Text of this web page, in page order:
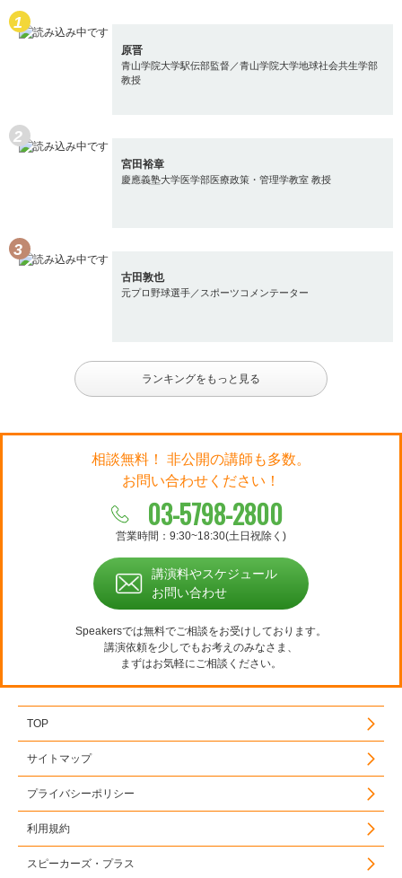
原晋
青山学院大学駅伝部監督／青山学院大学地球社会共生学部
教授
宮田裕章
慶應義塾大学医学部医療政策・管理学教室 教授
古田敦也
元プロ野球選手／スポーツコメンテーター
ランキングをもっと見る
相談無料！ 非公開の講師も多数。
お問い合わせください！
03-5798-2800
営業時間：9:30~18:30(土日祝除く)
講演料やスケジュール
お問い合わせ
Speakersでは無料でご相談をお受けしております。
講演依頼を少しでもお考えのみなさま、
まずはお気軽にご相談ください。
TOP
サイトマップ
プライバシーポリシー
利用規約
スピーカーズ・プラス